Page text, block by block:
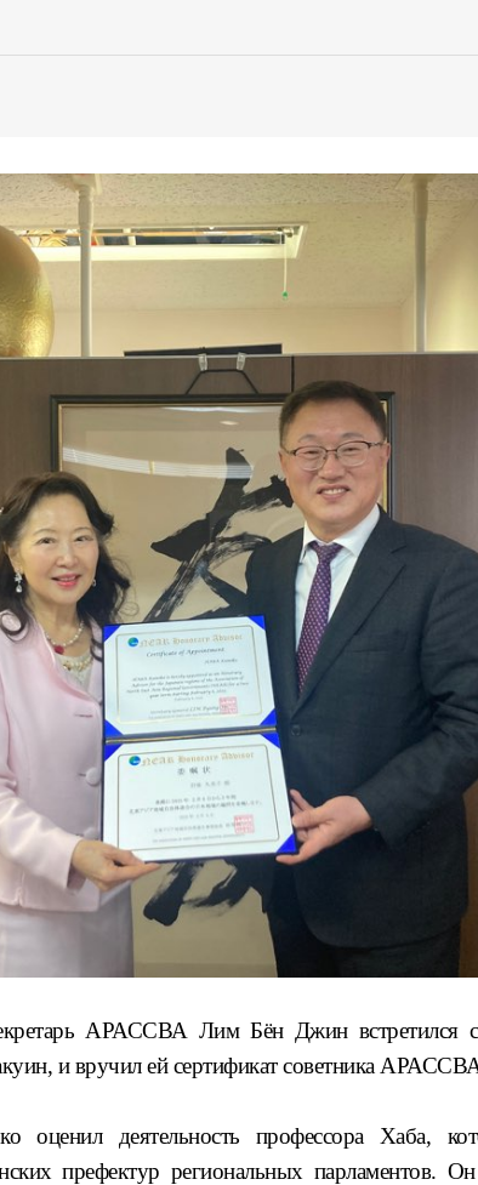
АРАССВА Лим Бён Джинвстретился
и вручил ейсертификат советника
оценил деятельность профессора Хаба,
префектур региональных парламентов. Он